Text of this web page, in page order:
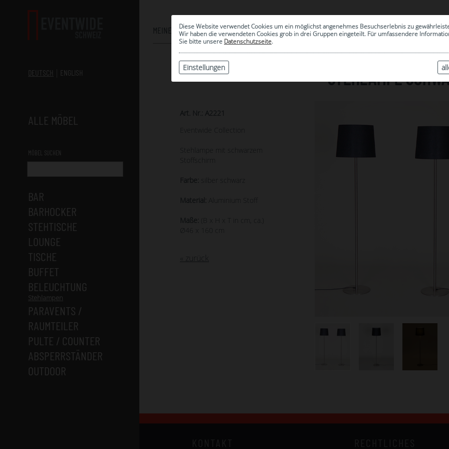
Diese Website verwendet Cookies um ein möglichst angenehmes Besuchserlebnis zu
Wir haben die verwendeten Cookies grob in drei Gruppen eingeteilt. Für umfassendere
Sie bitte unsere Datenschutzseite.
Einstellungen
DEUTSCH ENGLISH
ALLE MÖBEL
MÖBEL SUCHEN
BAR
BARHOCKER
STEHTISCHE
LOUNGE
TISCHE
BUFFET
BELEUCHTUNG
Stehlampen
PARAVENTS /
RAUMTEILER
PULTE / COUNTER
ABSPERRSTÄNDER
OUTDOOR
MEINE AUSWAHL
0
| ARCHIV
STEHLAMPE
Art. Nr.: A2221
Eventwide Collection
Stehlampe mit schwarzem
Farbe: silber schwarz
Material: Aluminium Stoff
Maße:
(B x H x T in cm, ca.)
Ø46 x 160 cm
« zurück